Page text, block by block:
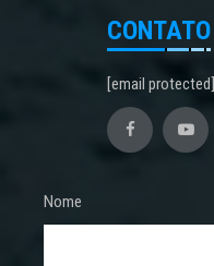
CONTATO
[email protected]
Nome